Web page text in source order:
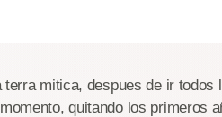
terra mitica, despues de ir
quitando los primeros